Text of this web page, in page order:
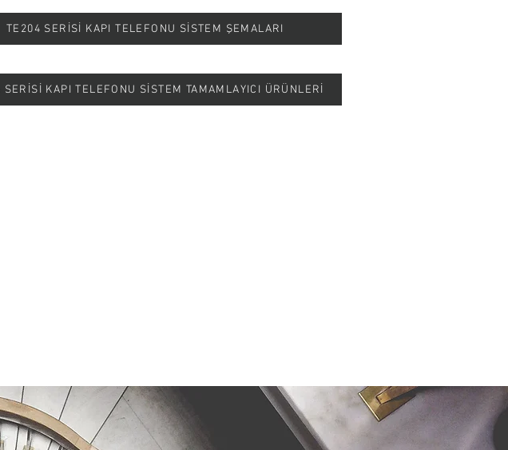
TE204 SERİSİ KAPI TELEFONU SİSTEM ŞEMALARI
SERİSİ KAPI TELEFONU SİSTEM TAMAMLAYICI ÜRÜNLERİ